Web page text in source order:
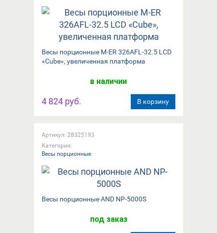
Весы порционные M-ER 326AFL-32.5 LCD
«Cube», увеличенная платформа
в наличии
4 824 руб. В корзину
Артикул: 28325193
Категория:
Весы порционные
Вeсы порционные AND NP-5000S
под заказ